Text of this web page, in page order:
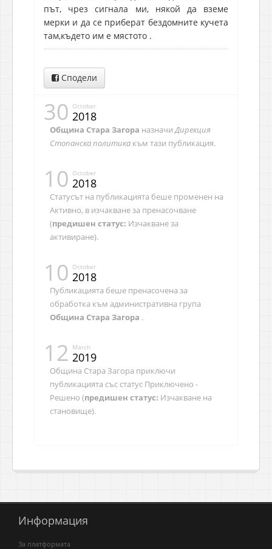
път, чрез сигнала ми, някой да вземе
мерки и да се приберат бездомните кучета
там,където им е мястото .
Сподели
30 October
2018
Община Стара Загора назначи Дирекция
Стопанска политика към тази публикация.
10 October
2018
Статусът на публикацията беше променен на
Активно, в изчакване за пренасочване
(предишен статус: Изчакване за
активиране).
10 October
2018
Публикацията беше пренасочена за
обработка към административна група
Община Стара Загора .
12 March
2019
Община Стара Загора приключи
публикацията със статус Приключено -
Решено (предишен статус: Изчакване на
становище).
Информация
За платформата